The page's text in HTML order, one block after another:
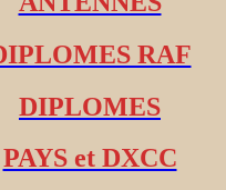
RAF
DIPLOMES
PAYS et DXCC